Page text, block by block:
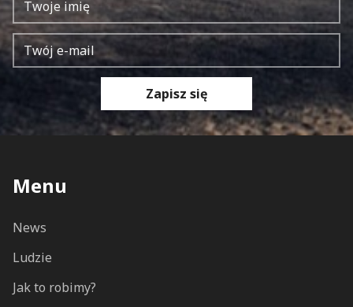
Zapisz się
Menu
News
Ludzie
Jak to robimy?